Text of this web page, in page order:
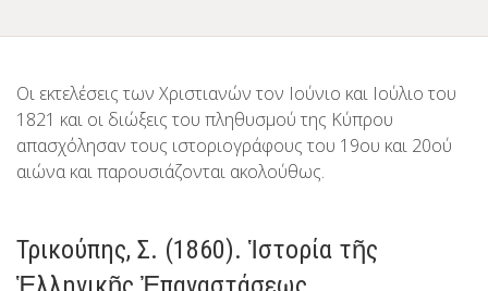
Οι εκτελέσεις των Χριστιανών τον Ιούνιο και Ιούλιο του
1821 και οι διώξεις του πληθυσμού της Κύπρου
απασχόλησαν τους ιστοριογράφους του 19ου και 20ού
αιώνα και παρουσιάζονται ακολούθως.
Τρικούπης, Σ. (1860). Ἱστορία τῆς